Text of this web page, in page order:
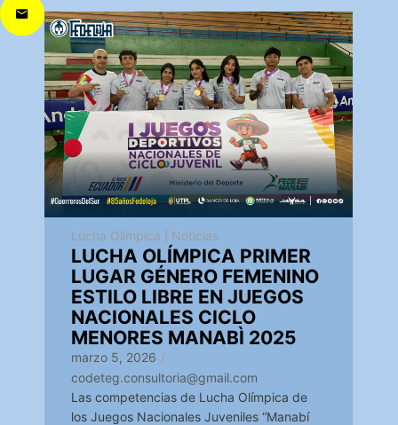
Lucha Olímpica Noticias
LUCHA OLÍMPICA PRIMER
LUGAR GÉNERO FEMENINO
ESTILO LIBRE EN JUEGOS
NACIONALES CICLO
MENORES MANABÌ 2025
marzo 5, 2026 /
codeteg.consultoria@gmail.com
Las competencias de Lucha Olímpica de
los Juegos Nacionales Juveniles “Manabí